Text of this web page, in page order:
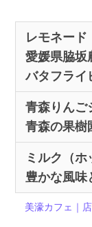
レモネード
愛媛県脇坂
バタフライ
青森りんご
青森の果樹
ミルク（ホ
豊かな風味
美濠カフェ｜